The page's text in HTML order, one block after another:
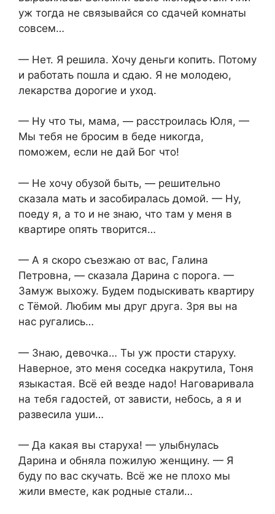
уж тогда не связывайся со сдачей комнаты
совсем…
— Нет. Я решила. Хочу деньги копить. Потому
и работать пошла и сдаю. Я не молодею,
лекарства дорогие и уход.
— Ну что ты, мама, — расстроилась Юля, —
Мы тебя не бросим в беде никогда,
поможем, если не дай Бог что!
— Не хочу обузой быть, — решительно
сказала мать и засобиралась домой. — Ну,
поеду я, а то и не знаю, что там у меня в
квартире опять творится…
— А я скоро съезжаю от вас, Галина
Петровна, — сказала Дарина с порога. —
Замуж выхожу. Будем подыскивать квартиру
с Тёмой. Любим мы друг друга. Зря вы на
нас ругались…
— Знаю, девочка… Ты уж прости старуху.
Наверное, это меня соседка накрутила, Тоня
языкастая. Всё ей везде надо! Наговаривала
на тебя гадостей, от зависти, небось, а я и
развесила уши…
— Да какая вы старуха! — улыбнулась
Дарина и обняла пожилую женщину. — Я
буду по вас скучать. Всё же не плохо мы
жили вместе, как родные стали…